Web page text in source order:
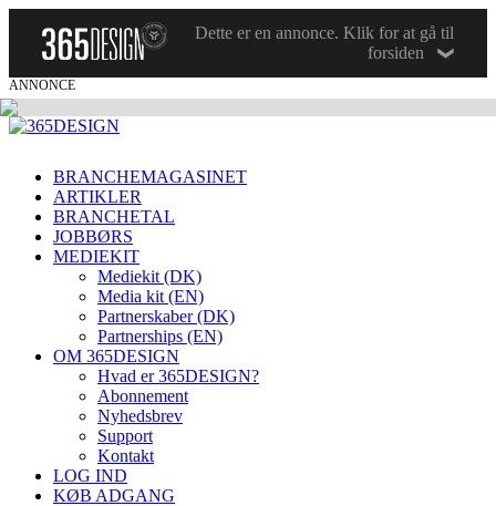
Dette er en annonce. Klik for at gå til
forsiden
ANNONCE
BRANCHEMAGASINET
ARTIKLER
BRANCHETAL
JOBBØRS
MEDIEKIT
Mediekit (DK)
Media kit (EN)
Partnerskaber (DK)
Partnerships (EN)
OM 365DESIGN
Hvad er 365DESIGN?
Abonnement
Nyhedsbrev
Support
Kontakt
LOG IND
KØB ADGANG